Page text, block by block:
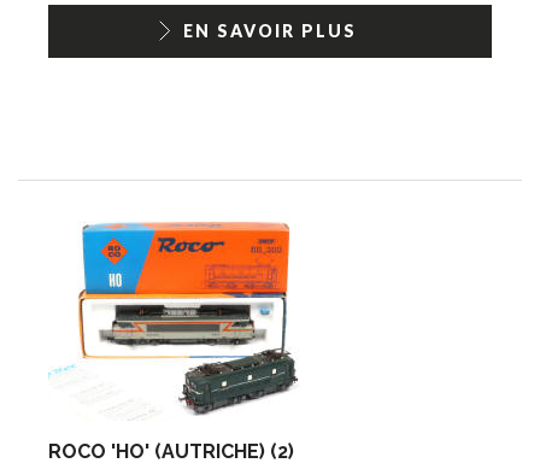
EN SAVOIR PLUS
ROCO 'HO' (AUTRICHE) (2)